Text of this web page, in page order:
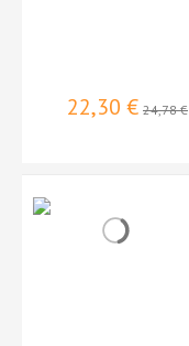
22,30 € 24,78 €